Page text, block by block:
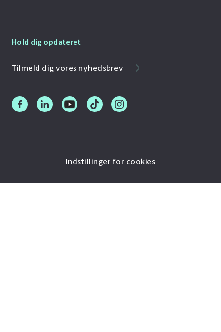
Hold dig opdateret
Tilmeld dig vores nyhedsbrev
Indstillinger for cookies